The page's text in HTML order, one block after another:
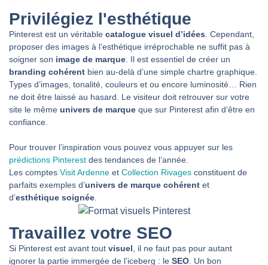
Privilégiez l'esthétique
Pinterest est un véritable catalogue visuel d’idées . Cependant,
proposer des images à l’esthétique irréprochable ne suffit pas à
soigner son image de marque . Il est essentiel de créer un
branding cohérent bien au-delà d’une simple chartre graphique.
Types d’images, tonalité, couleurs et ou encore luminosité… Rien
ne doit être laissé au hasard. Le visiteur doit retrouver sur votre
site le même univers de marque que sur Pinterest afin d‘être en
confiance.
Pour trouver l’inspiration vous pouvez vous appuyer sur les
prédictions Pinterest des tendances de l’année.
Les comptes Visit Ardenne et Collection Rivages constituent de
parfaits exemples d’univers de marque cohérent et
d’esthétique soignée
Travaillez votre SEO
Si Pinterest est avant tout visuel, il ne faut pas pour autant
ignorer la partie immergée de l’iceberg : le SEO. Un bon